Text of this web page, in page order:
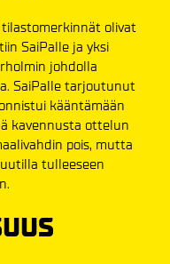
tilastomerkinnät olivat
SaiPalle ja yksi
johdolla
SaiPalle tarjoutunut
kääntämään
kavennusta ottelun
pois, mutta
tulleeseen